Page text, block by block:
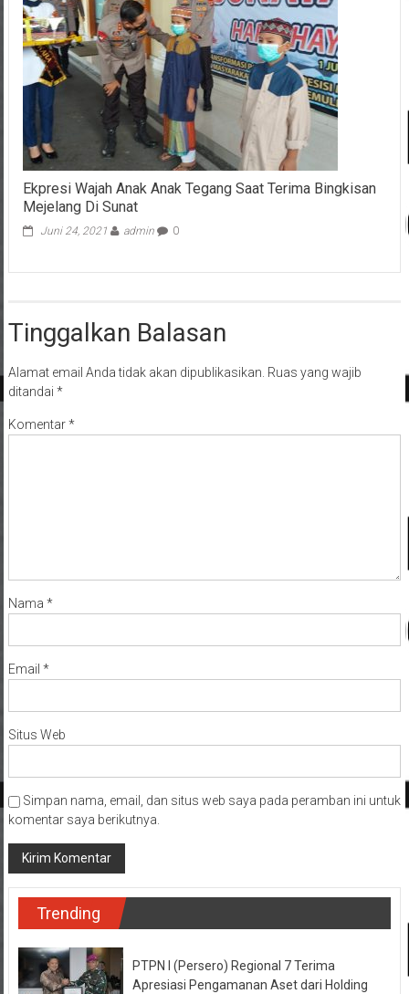
Ekpresi Wajah Anak Anak Tegang Saat Terima Bingkisan
Mejelang Di Sunat
Juni 24, 2021 admin 0
Tinggalkan Balasan
Alamat email Anda tidak akan dipublikasikan. Ruas yang wajib
ditandai *
Komentar*
Nama *
Email *
Situs Web
Simpan nama, email, dan situs web saya pada peramban ini untuk
komentar saya berikutnya.
Trending
PTPN I (Persero) Regional 7 Terima
Apresiasi Pengamanan Aset dari Holding